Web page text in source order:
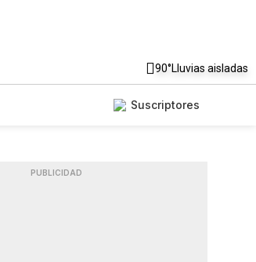
90°Lluvias aisladas
Suscriptores
PUBLICIDAD